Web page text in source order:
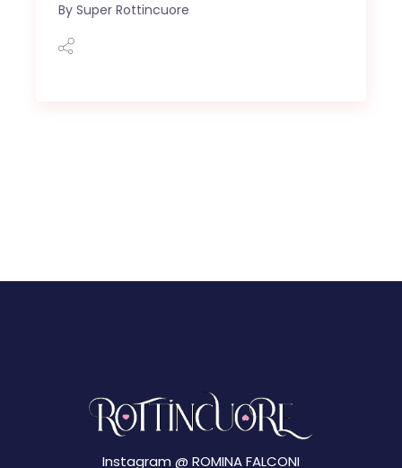
By Super Rottincuore
Instagram @ ROMINA FALCONI